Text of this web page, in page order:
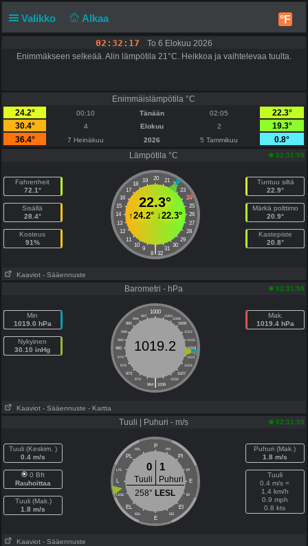
Valikko Alkaa °F
02:32:17
To 6 Elokuu 2026
Enimmäkseen selkeää. Alin lämpötila 21°C. Heikkoa ja vaihtelevaa tuulta.
Enimmäislämpötila °C
24.2°
00:10 Tänään 02:05
22.3°
30.4°
4 Elokuu 2
19.3°
36.4°
7 Heinäkuu 2026 5 Tammikuu
0.8°
Lämpötila °C
02:31:59
Fahrenheit
72.1°
Sisällä
28.4°
Kosteus
91%
20
19 21
18
22
17
23
16
24
15
25
14
26
13
27
12
28
11
29
10
30
9 31
|
8 32
22.3°
↑24.2°↓22.3°
Tuntuu siltä
22.9°
Märkä polttimo
20.9°
Kastepiste
20.8°
Kaaviot - Sääennuste
Barometri - hPa 02:31:59
Min
1019.0 hPa
Nykyinen
30.10 inHg
1000
997 1003
994
1006
991
1009
988
1012
985
1015
982
1018
979
1021
976
1024
973
1027
970
1030
|
964 1036
1019.2
Mak.
1019.4 hPa
Kaaviot - Sääennuste - Kartta
Tuuli | Puhuri - m/s 02:31:59
Tuuli (Keskim. )
0.4 m/s
0 Bft
Rauhoittaa
Tuuli (Mak.)
1.8 m/s
P
PPL PPI
PL PI
LPL IPI
L E
LESL IEI
EL EI
EEL EEI
E
0 1
Tuuli
Puhuri
258° LESL
Puhuri (Mak.)
1.8 m/s
Tuuli
0.4 m/s =
1.4 km/h
0.9 mph
0.8 kts
Kaaviot - Sääennuste